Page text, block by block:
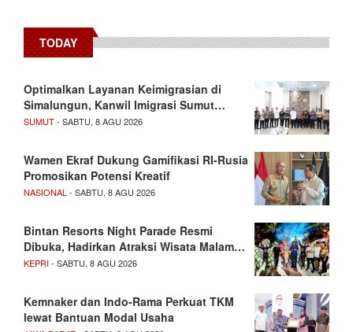
TODAY
Optimalkan Layanan Keimigrasian di
Simalungun, Kanwil Imigrasi Sumut…
SUMUT- SABTU, 8 AGU 2026
Wamen Ekraf Dukung Gamifikasi RI-Rusia
Promosikan Potensi Kreatif
NASIONAL- SABTU, 8 AGU 2026
Bintan Resorts Night Parade Resmi
Dibuka, Hadirkan Atraksi Wisata Malam…
KEPRI- SABTU, 8 AGU 2026
Kemnaker dan Indo-Rama Perkuat TKM
lewat Bantuan Modal Usaha